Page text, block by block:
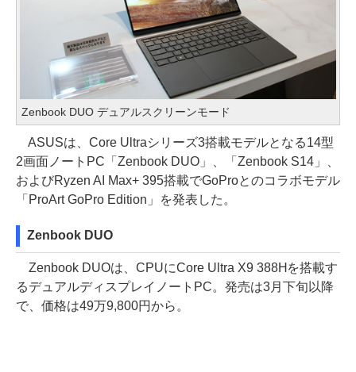
Zenbook DUO デュアルスクリーンモード
ASUSは、Core Ultraシリーズ3搭載モデルとなる14型
2画面ノートPC「Zenbook DUO」、「Zenbook S14」、
およびRyzen AI Max+ 395搭載でGoProとのコラボモデル
「ProArt GoPro Edition」を発表した。
Zenbook DUO
Zenbook DUOは、CPUにCore Ultra X9 388Hを搭載す
るデュアルディスプレイノートPC。発売は3月下旬以降
で、価格は49万9,800円から。